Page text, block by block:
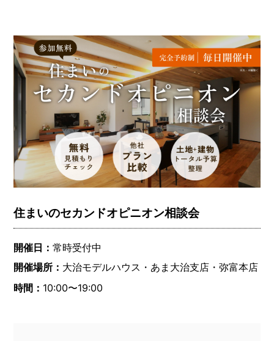
住まいのセカンドオピニオン相談会
開催日：常時受付中
開催場所： 大治モデルハウス・あま大治支店・弥富本店
時間： 10:00〜19:00